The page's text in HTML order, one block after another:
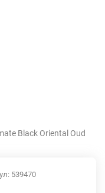
Black Oriental Oud
539470